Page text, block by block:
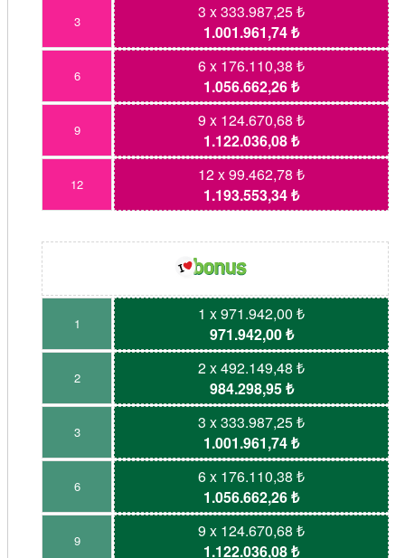
3
3 x 333.987,25 ₺
1.001.961,74 ₺
6
6 x 176.110,38 ₺
1.056.662,26 ₺
9
9 x 124.670,68 ₺
1.122.036,08 ₺
12
12 x 99.462,78 ₺
1.193.553,34 ₺
1
1 x 971.942,00 ₺
971.942,00 ₺
2
2 x 492.149,48 ₺
984.298,95 ₺
3
3 x 333.987,25 ₺
1.001.961,74 ₺
6
6 x 176.110,38 ₺
1.056.662,26 ₺
9
9 x 124.670,68 ₺
1.122.036,08 ₺